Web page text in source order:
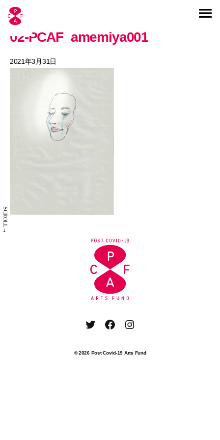
SCROLL→
02-PCAF_amemiya001
2021年3月31日
TwitterFacebookInstagram
© 2026 Post Covid-19 Arts Fund